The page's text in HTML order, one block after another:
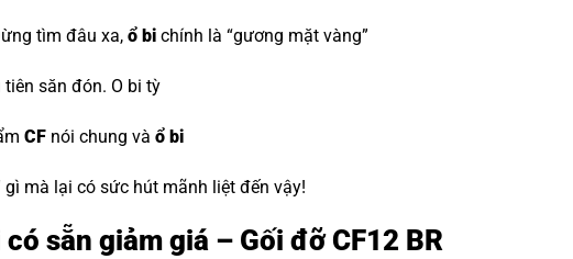
tìm đâu xa, ổ bi chính là “gương mặt vàng”
săn đón. O bi tỳ
CF nói chung và ổ bi
mà lại có sức hút mãnh liệt đến vậy!
sẵn giảm giá – Gối đỡ CF12 BR